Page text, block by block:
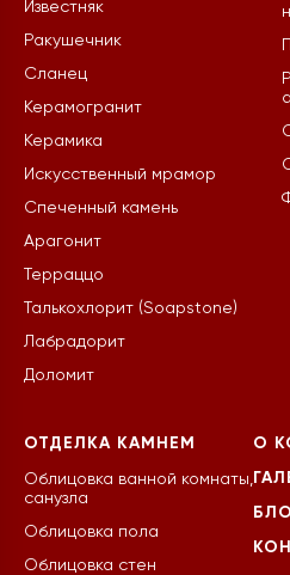
Известняк
Ракушечник
Сланец
Керамогранит
Керамика
Искусственный мрамор
Спеченный камень
Арагонит
Терраццо
Талькохлорит (Soapstone)
Лабрадорит
Доломит
ОТДЕЛКА КАМНЕМ
Облицовка ванной комнаты,
санузла
Облицовка пола
Облицовка стен
О